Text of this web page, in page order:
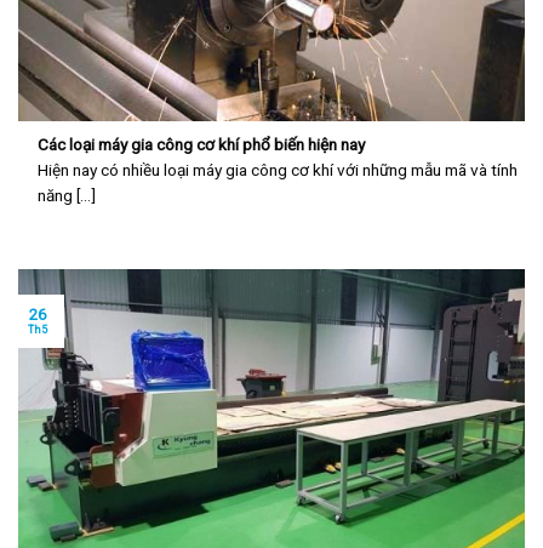
Các loại máy gia công cơ khí phổ biến hiện nay
Hiện nay có nhiều loại máy gia công cơ khí với những mẫu mã và tính
năng [...]
26
Th5